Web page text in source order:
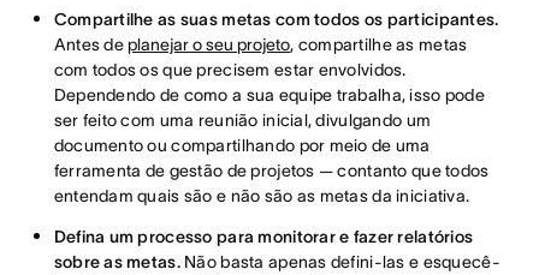
Compartilhe as suas metas com todos os participantes.
Antes deplanejar o seu projeto, compartilhe as metas
com todos os que precisem estar envolvidos.
Dependendo de como a sua equipe trabalha, isso pode
ser feito com uma reunião inicial, divulgando um
documento ou compartilhando por meio de uma
ferramenta de gestão de projetos — contanto que todos
entendam quais são e não são as metas da iniciativa.
Defina um processo para monitorar e fazer relatórios
sobre as metas. Não basta apenas defini-las e esquecê-